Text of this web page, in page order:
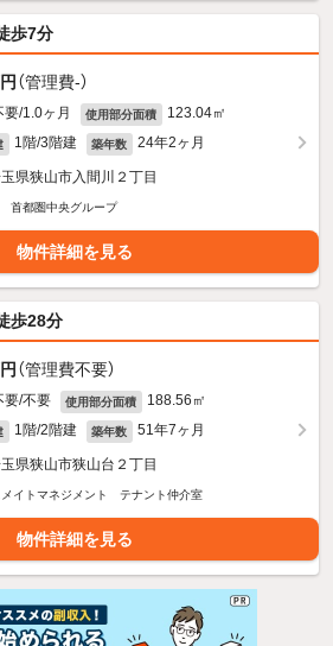
歩7分
（管理費-）
要/1.0ヶ月 使用部分面積 123.04㎡
1階/3階建 築年数 24年2ヶ月
県狭山市入間川２丁目
首都圏中央グループ
物件詳細を見る
歩28分
（管理費不要）
要/不要 使用部分面積 188.56㎡
1階/2階建 築年数 51年7ヶ月
県狭山市狭山台２丁目
メイトマネジメント テナント仲介室
物件詳細を見る